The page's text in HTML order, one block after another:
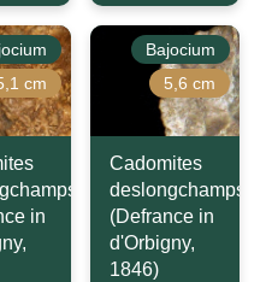
cm
in
Bajocium
5,6 cm
Cadomites
deslongchampsi
(Defrance in
d'Orbigny,
1846)